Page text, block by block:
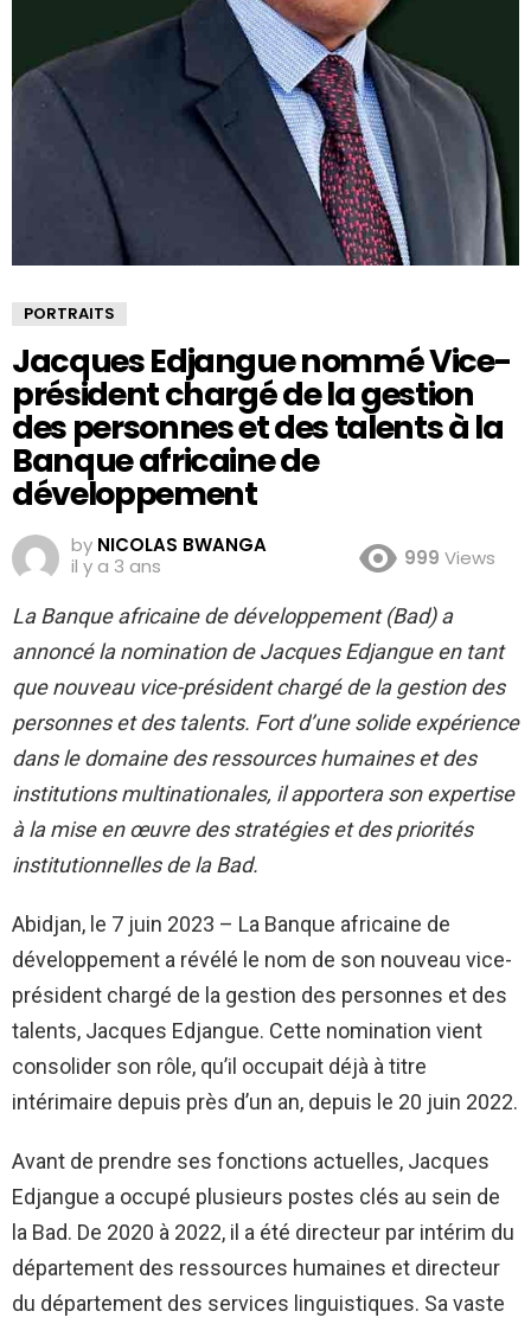
PORTRAITS
Jacques Edjangue nommé Vice-
président chargé de la gestion
des personnes et des talents à la
Banque africaine de
développement
by NICOLAS BWANGA
il y a 3 ans
999 Views
La Banque africaine de développement (Bad) a
annoncé la nomination de Jacques Edjangue en tant
que nouveau vice-président chargé de la gestion des
personnes et des talents. Fort d’une solide expérience
dans le domaine des ressources humaines et des
institutions multinationales, il apportera son expertise
à la mise en œuvre des stratégies et des priorités
institutionnelles de la Bad.
Abidjan, le 7 juin 2023 – La Banque africaine de
développement a révélé le nom de son nouveau vice-
président chargé de la gestion des personnes et des
talents, Jacques Edjangue. Cette nomination vient
consolider son rôle, qu’il occupait déjà à titre
intérimaire depuis près d’un an, depuis le 20 juin 2022.
Avant de prendre ses fonctions actuelles, Jacques
Edjangue a occupé plusieurs postes clés au sein de
la Bad. De 2020 à 2022, il a été directeur par intérim du
département des ressources humaines et directeur
du département des services linguistiques. Sa vaste